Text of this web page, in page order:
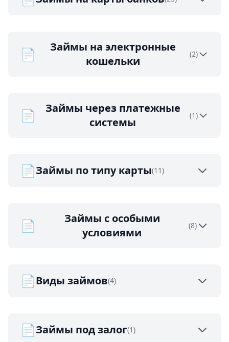
📄
Займы на электронные
кошельки
(2)
📄
Займы через платежные
системы
(1)
📄Займы по типу карты(11)
📄
Займы с особыми
условиями
(8)
📄Виды займов(4)
📄Займы под залог(1)